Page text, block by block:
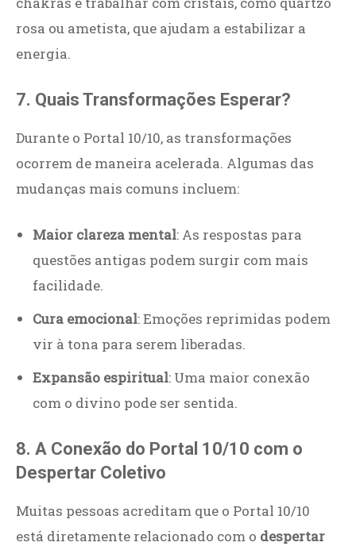
rosa ou ametista, que ajudam a estabilizar a
energia.
7. Quais Transformações Esperar?
Durante o Portal 10/10, as transformações
ocorrem de maneira acelerada. Algumas das
mudanças mais comuns incluem:
Maior clareza mental: As respostas para
questões antigas podem surgir com mais
facilidade.
Cura emocional: Emoções reprimidas podem
vir à tona para serem liberadas.
Expansão espiritual: Uma maior conexão
com o divino pode ser sentida.
8. A Conexão do Portal 10/10 com o
Despertar Coletivo
Muitas pessoas acreditam que o Portal 10/10
está diretamente relacionado com o despertar